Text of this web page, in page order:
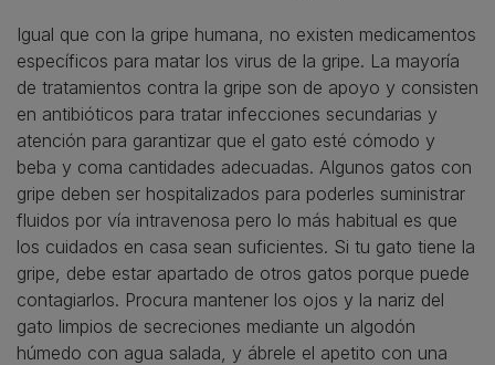
Igual que con la gripe humana, no existen medicamentos
específicos para matar los virus de la gripe. La mayoría
de tratamientos contra la gripe son de apoyo y consisten
en antibióticos para tratar infecciones secundarias y
atención para garantizar que el gato esté cómodo y
beba y coma cantidades adecuadas. Algunos gatos con
gripe deben ser hospitalizados para poderles suministrar
fluidos por vía intravenosa pero lo más habitual es que
los cuidados en casa sean suficientes. Si tu gato tiene la
gripe, debe estar apartado de otros gatos porque puede
contagiarlos. Procura mantener los ojos y la nariz del
gato limpios de secreciones mediante un algodón
húmedo con agua salada, y ábrele el apetito con una